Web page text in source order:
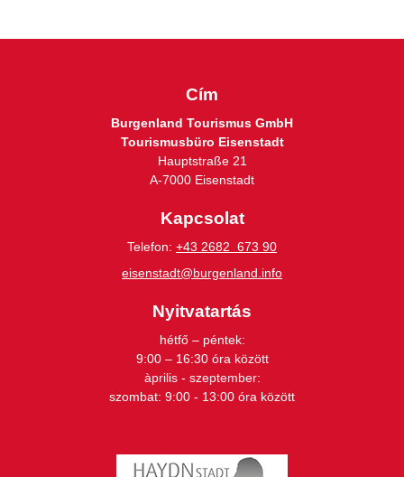
Cím
Burgenland Tourismus GmbH
Tourismusbüro Eisenstadt
Hauptstraße 21
A-7000 Eisenstadt
Kapcsolat
Telefon: +43 2682 673 90
eisenstadt@burgenland.info
Nyitvatartás
hétfő – péntek:
9:00 – 16:30 óra között
àprilis - szeptember:
szombat: 9:00 - 13:00 óra között